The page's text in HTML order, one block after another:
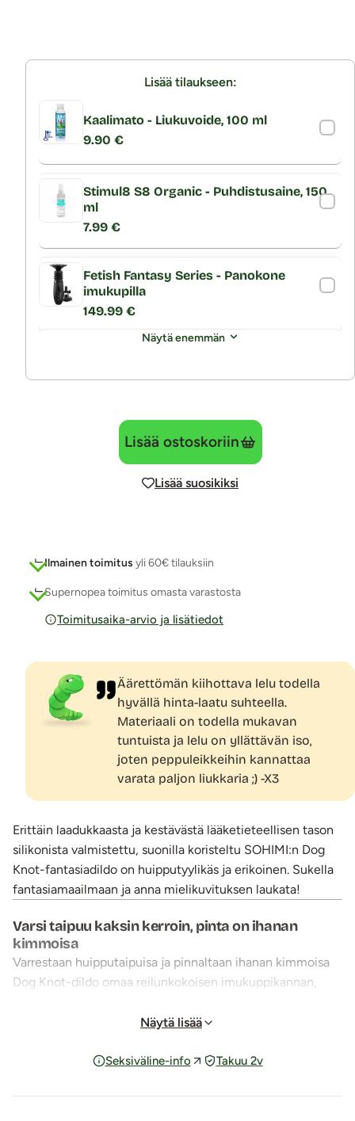
Lisää tilaukseen:
Kaalimato - Liukuvoide, 100 ml
9.90 €
Stimul8 S8 Organic - Puhdistusaine, 150
ml
7.99 €
Fetish Fantasy Series - Panokone
imukupilla
149.99 €
Näytä enemmän
Lisää ostoskoriin
Lisää suosikiksi
Ilmainen toimitus yli 60€ tilauksiin
Supernopea toimitus omasta varastosta
Toimitusaika-arvio ja lisätiedot
Äärettömän kiihottava lelu todella
hyvällä hinta-laatu suhteella.
Materiaali on todella mukavan
tuntuista ja lelu on yllättävän iso,
joten peppuleikkeihin kannattaa
varata paljon liukkaria ;) -X3
Erittäin laadukkaasta ja kestävästä lääketieteellisen tason
silikonista valmistettu, suonilla koristeltu SOHIMI:n Dog
Knot-fantasiadildo on huipputyylikäs ja erikoinen. Sukella
fantasiamaailmaan ja anna mielikuvituksen laukata!
Varsi taipuu kaksin kerroin, pinta on ihanan
kimmoisa
Varrestaan huipputaipuisa ja pinnaltaan ihanan kimmoisa
Dog Knot-dildo omaa reilunkokoisen imukuppikannan,
kanta on reilun kokoinen eli leveydeltään n. 12
käyttää sekä anaalissa että vaginassa. Silikoni on
huoneenlämpöinen ja helppo pitää puhtaana.Vesitiivis
Näytä lisää
Seksiväline-info Takuu 2v